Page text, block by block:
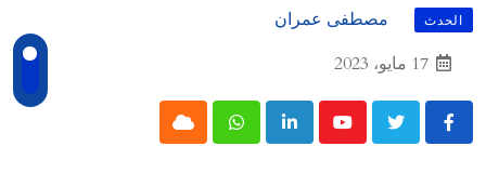
الحدث
مصطفى عمران
17 مايو، 2023
Youtube
LinkedIn
Whatsapp
Cloud